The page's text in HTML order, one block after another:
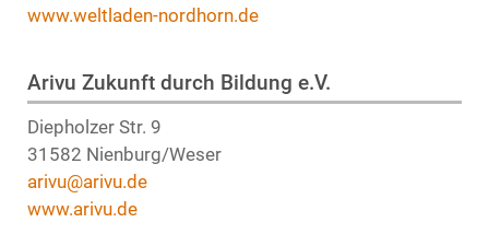
www.weltladen-nordhorn.de
Arivu Zukunft durch Bildung e.V.
Diepholzer Str. 9
31582 Nienburg/Weser
arivu@arivu.de
www.arivu.de